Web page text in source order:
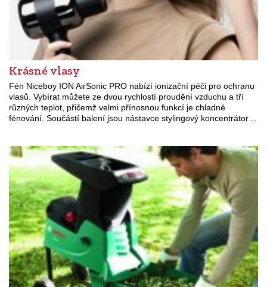
Krásné vlasy
Fén Niceboy ION AirSonic PRO nabízí ionizační péči pro ochranu
vlasů. Vybírat můžete ze dvou rychlostí proudění vzduchu a tří
různých teplot, přičemž velmi přínosnou funkcí je chladné
fénování. Součástí balení jsou nástavce stylingový koncentrátor…